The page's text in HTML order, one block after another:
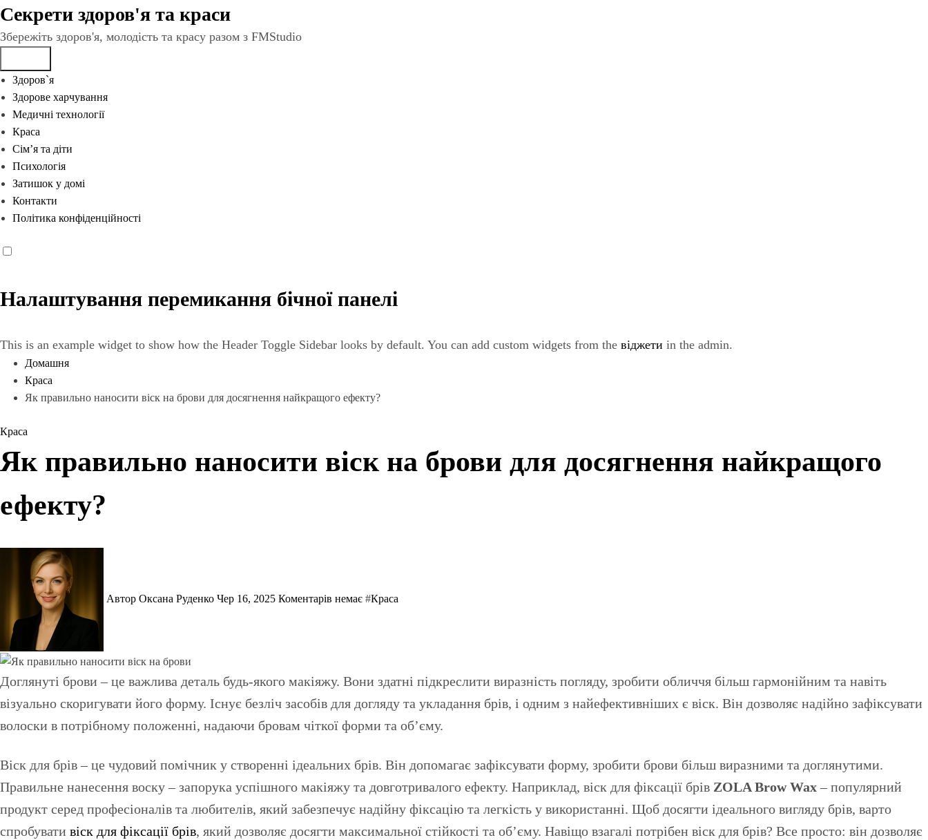
Перейти
вмісту
Секрети здоров'я та краси
Збережіть здоров'я, молодість та красу разом з FMStudio
Здоров`я
Здорове харчування
Медичні технології
Краса
Сім’я та діти
Психологія
Затишок у домі
Контакти
Політика конфіденційності
Налаштування перемикання бічної панелі
This is an example widget to show how the Header Toggle Sidebar looks by default. You can add custom widgets from the віджети in the admin.
Домашня
Краса
Як правильно наносити віск на брови для досягнення найкращого ефекту?
Краса
Як правильно наносити віск на брови для досягнення найкращого
ефекту?
Автор Оксана Руденко Чер 16, 2025 Коментарів немає #Краса
Доглянуті брови – це важлива деталь будь-якого макіяжу. Вони здатні підкреслити виразність погляду, зробити обличчя більш гармонійним та навіть
візуально скоригувати його форму. Існує безліч засобів для догляду та укладання брів, і одним з найефективніших є віск. Він дозволяє надійно зафіксувати
волоски в потрібному положенні, надаючи бровам чіткої форми та об’єму.
Віск для брів – це чудовий помічник у створенні ідеальних брів. Він допомагає зафіксувати форму, зробити брови більш виразними та доглянутими.
Правильне нанесення воску – запорука успішного макіяжу та довготривалого ефекту. Наприклад, віск для фіксації брів ZOLA Brow Wax– популярний
продукт серед професіоналів та любителів, який забезпечує надійну фіксацію та легкість у використанні. Щоб досягти ідеального вигляду брів, варто
спробувати віск для фіксації брів, який дозволяє досягти максимальної стійкості та об’єму. Навіщо взагалі потрібен віск для брів? Все просто: він дозволяє